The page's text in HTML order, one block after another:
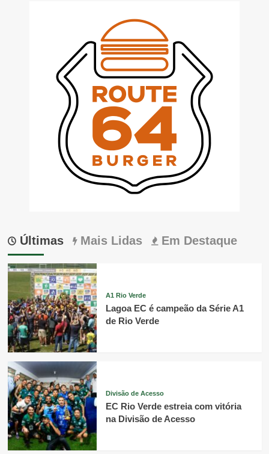
Últimas Mais Lidas Em Destaque
A1 Rio Verde
Lagoa EC é campeão da Série A1
de Rio Verde
Divisão de Acesso
EC Rio Verde estreia com vitória
na Divisão de Acesso